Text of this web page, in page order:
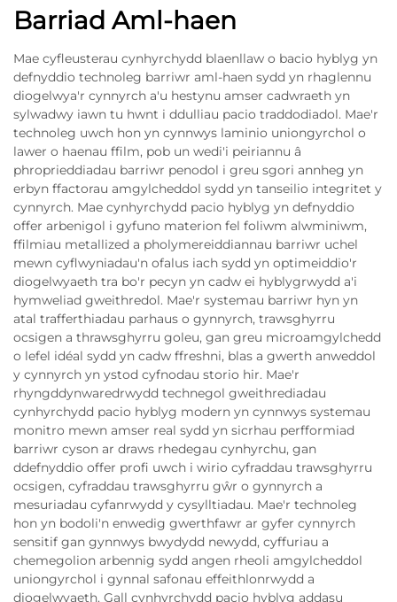
Barriad Aml-haen
Mae cyfleusterau cynhyrchydd blaenllaw o bacio hyblyg yn
defnyddio technoleg barriwr aml-haen sydd yn rhaglennu
diogelwya'r cynnyrch a'u hestynu amser cadwraeth yn
sylwadwy iawn tu hwnt i ddulliau pacio traddodiadol. Mae'r
technoleg uwch hon yn cynnwys laminio uniongyrchol o
lawer o haenau ffilm, pob un wedi'i peiriannu â
phroprieddiadau barriwr penodol i greu sgori annheg yn
erbyn ffactorau amgylcheddol sydd yn tanseilio integritet y
cynnyrch. Mae cynhyrchydd pacio hyblyg yn defnyddio
offer arbenigol i gyfuno materion fel foliwm alwminiwm,
ffilmiau metallized a pholymereiddiannau barriwr uchel
mewn cyflwyniadau'n ofalus iach sydd yn optimeiddio'r
diogelwyaeth tra bo'r pecyn yn cadw ei hyblygrwydd a'i
hymweliad gweithredol. Mae'r systemau barriwr hyn yn
atal trafferthiadau parhaus o gynnyrch, trawsghyrru
ocsigen a thrawsghyrru goleu, gan greu microamgylchedd
o lefel idéal sydd yn cadw ffreshni, blas a gwerth anweddol
y cynnyrch yn ystod cyfnodau storio hir. Mae'r
rhyngddynwaredrwydd technegol gweithrediadau
cynhyrchydd pacio hyblyg modern yn cynnwys systemau
monitro mewn amser real sydd yn sicrhau perfformiad
barriwr cyson ar draws rhedegau cynhyrchu, gan
ddefnyddio offer profi uwch i wirio cyfraddau trawsghyrru
ocsigen, cyfraddau trawsghyrru gŵr o gynnyrch a
mesuriadau cyfanrwydd y cysylltiadau. Mae'r technoleg
hon yn bodoli'n enwedig gwerthfawr ar gyfer cynnyrch
sensitif gan gynnwys bwydydd newydd, cyffuriau a
chemegolion arbennig sydd angen rheoli amgylcheddol
uniongyrchol i gynnal safonau effeithlonrwydd a
diogelwyaeth. Gall cynhyrchydd pacio hyblyg addasu